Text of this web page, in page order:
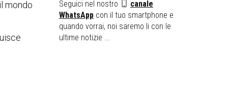
mondo
Seguici nel nostro
canale
WhatsAppcon il tuo smartphone e
quando vorrai, noi saremo li con le
ultime notizie ...